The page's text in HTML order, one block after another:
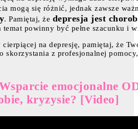
mogą się różnić, jednak zawsze
. Pamiętaj, że depresja jest
powinny być pełne szacunku i
na depresję, pamiętaj, że
skorzystania z profesjonalnej
emocjonalne
kryzysie? [Video]